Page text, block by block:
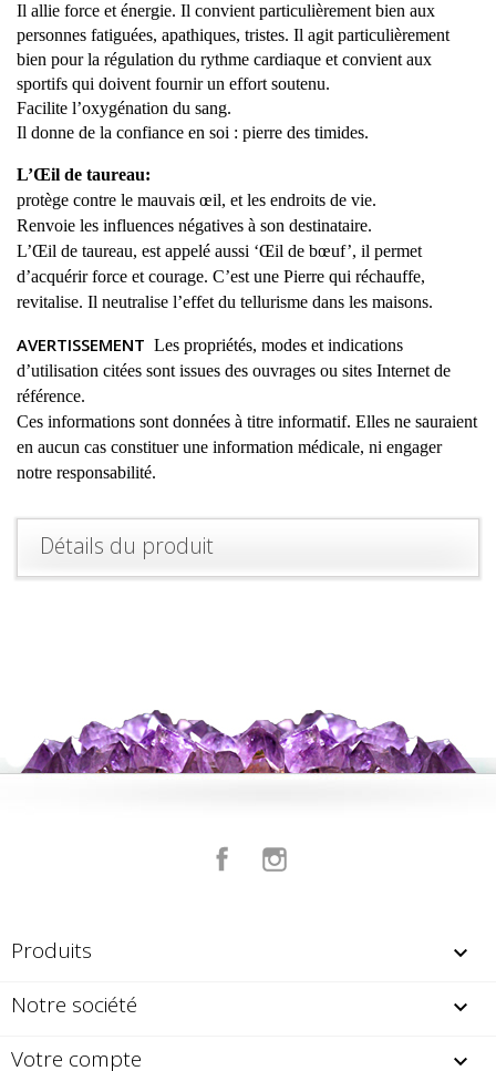
Il allie force et énergie. Il convient particulièrement bien aux
personnes fatiguées, apathiques, tristes. Il agit particulièrement
bien pour la régulation du rythme cardiaque et convient aux
sportifs qui doivent fournir un effort soutenu.
Facilite l’oxygénation du sang.
Il donne de la confiance en soi : pierre des timides.
L’Œil de taureau:
protège contre le mauvais œil, et les endroits de vie.
Renvoie les influences négatives à son destinataire.
L’Œil de taureau, est appelé aussi ‘Œil de bœuf’, il permet
d’acquérir force et courage. C’est une Pierre qui réchauffe,
revitalise. Il neutralise l’effet du tellurisme dans les maisons.
AVERTISSEMENT Les propriétés, modes et indications
d’utilisation citées sont issues des ouvrages ou sites Internet de
référence.
Ces informations sont données à titre informatif. Elles ne sauraient
en aucun cas constituer une information médicale, ni engager
notre responsabilité.
Détails du produit
Facebook
Produits 
Notre société 
Votre compte 